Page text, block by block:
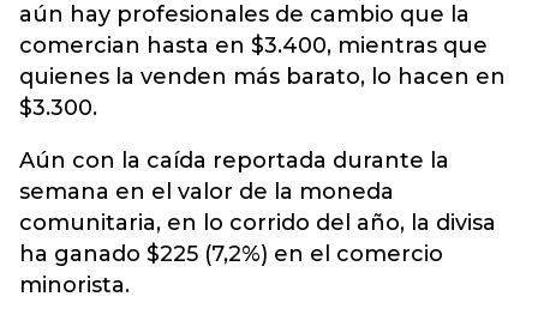
aún hay profesionales de cambio que la
comercian hasta en $3.400, mientras que
quienes la venden más barato, lo hacen en
$3.300.
Aún con la caída reportada durante la
semana en el valor de la moneda
comunitaria, en lo corrido del año, la divisa
ha ganado $225 (7,2%) en el comercio
minorista.